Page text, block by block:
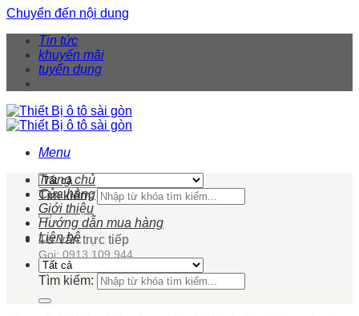
Chuyển đến nội dung
Tin tức
khuyến mãi
tuyển dụng
Menu
Tìm kiếm:
Tư vấn trực tiếp
Gọi: 0913 109 944
Trang chủ
Cửa hàng
Giới thiệu
Hướng dẫn mua hàng
Liên hệ
Tìm kiếm: